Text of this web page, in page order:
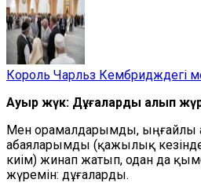
Король Чарльз Кембридждегі
Ауыр жүк: Дұғаларды алып
Мен орамалдарымды, ыңғайлы
абаяларымды (қажылық
киім) жинап жатып, одан да
жүремін: дұғаларды.